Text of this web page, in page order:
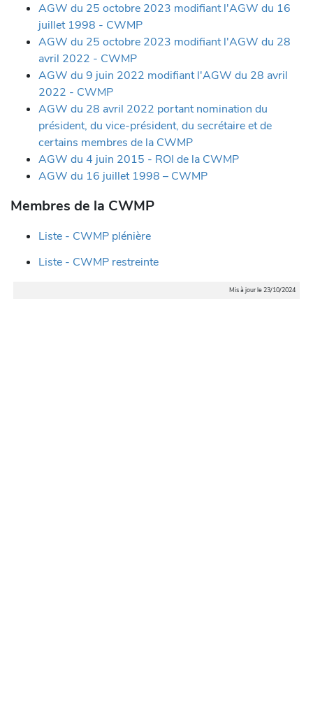
AGW du 25 octobre 2023 modifiant l'AGW du 16
juillet 1998 - CWMP
AGW du 25 octobre 2023 modifiant l'AGW du 28
avril 2022 - CWMP
AGW du 9 juin 2022 modifiant l'AGW du 28 avril
2022 - CWMP
AGW du 28 avril 2022 portant nomination du
président, du vice-président, du secrétaire et de
certains membres de la CWMP
AGW du 4 juin 2015 - ROI de la CWMP
AGW du 16 juillet 1998 – CWMP
Membres de la CWMP
Liste - CWMP plénière
Liste - CWMP restreinte
Mis à jour le 23/10/2024